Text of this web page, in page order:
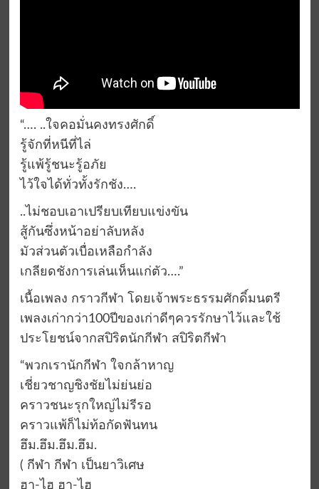
“…. ..ใจคอมั่นคงทรงศักดิ์
รู้จักที่หนีที่ไล่
รู้แพ้รู้ชนะรู้อภัย
ไว้ใจได้ทั่วทั้งรักชัง….
..ไม่ชอบเอาเปรียบเทียบแข่งขัน
สู้กันซึ่งหน้าอย่าลับหลัง
มัวส่วนตัวเบื่อเหลือกำลัง
เกลียดชังการเล่นเห็นแก่ตัว….”
เนื้อเพลง กราวกีฬา โดยเจ้าพระธรรมศักดิ์มนตรี
เพลงเก่ากว่า100ปีของเก่าดีๆควรรักษาไว้และใช้
ประโยชน์จากสปิริตนักกีฬา สปิริตกีฬา
“พวกเรานักกีฬา ใจกล้าหาญ
เชี่ยวชาญชิงชัยไม่ย่นย่อ
คราวชนะรุกใหญ่ไม่รีรอ
คราวแพ้ก็ไม่ท้อกัดฟันทน
ฮึม.ฮึม.ฮึม.ฮึม.
( กีฬา กีฬา เป็นยาวิเศษ
ฮา-ไฮ ฮา-ไฮ